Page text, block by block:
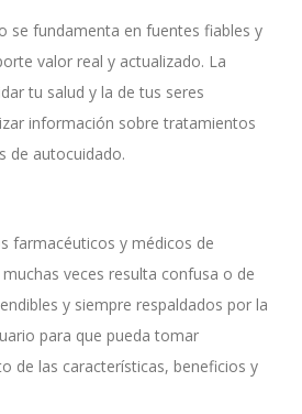
se fundamenta en fuentes fiables y
valor real y actualizado. La
tu salud y la de tus seres
información sobre tratamientos
de autocuidado.
farmacéuticos y médicos de
veces resulta confusa o de
y siempre respaldados por la
para que pueda tomar
de las características, beneficios y